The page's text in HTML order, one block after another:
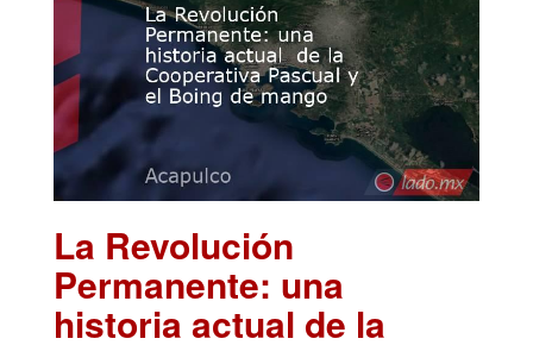
La Revolución
Permanente: una
historia actual de la